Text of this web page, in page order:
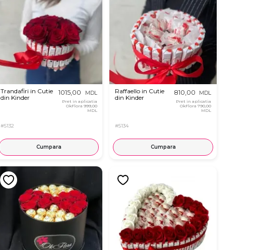
Trandafiri in Cutie
din Kinder
#5132
1015,00 MDL
Pret in aplicatia
OkFlora 999,00
MDL
Cumpara
Raffaello in Cutie
din Kinder
#5134
810,00 MDL
Pret in aplicatia
OkFlora790,00
MDL
Cumpara